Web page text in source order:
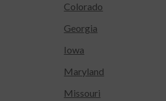
Colorado
Georgia
Iowa
Maryland
Missouri